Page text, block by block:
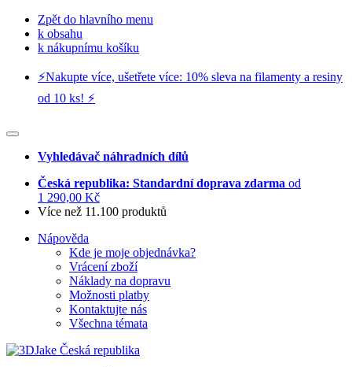
Zpět do hlavního menu
k obsahu
k nákupnímu košíku
⚡️Nakupte více, ušetřete více: 10% sleva na filamenty a resiny
od 10 ks! ⚡️
Vyhledávač náhradních dílů
Česká republika: Standardní doprava zdarma od
1 290,00 Kč
Více než 11.100 produktů
Nápověda
Kde je moje objednávka?
Vrácení zboží
Náklady na dopravu
Možnosti platby
Kontaktujte nás
Všechna témata